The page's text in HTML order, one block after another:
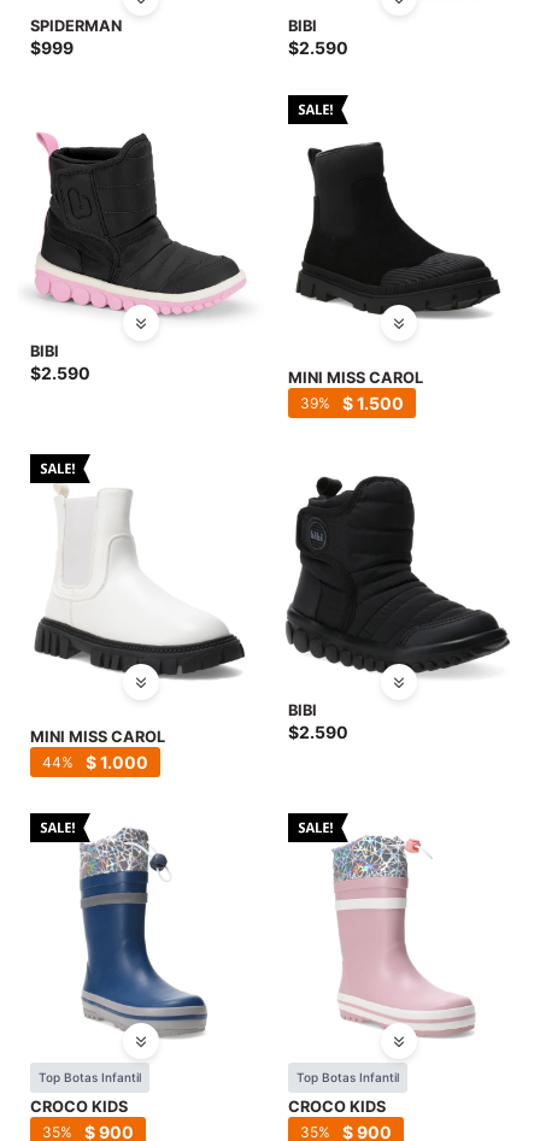
SPIDERMAN
$999
BIBI
$2.590
BIBI
$2.590 MINI MISS CAROL
$1.500
39
MINI MISS CAROL
$1.000
44
BIBI
$2.590
Top Botas Infantil
CROCO KIDS
$900
35
Top Botas Infantil
CROCO KIDS
$900
35